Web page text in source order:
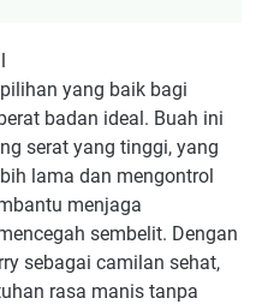
yang baik bagi
badan ideal. Buah ini
serat yang tinggi, yang
lama dan mengontrol
menjaga
sembelit. Dengan
sebagai camilan sehat,
rasa manis tanpa